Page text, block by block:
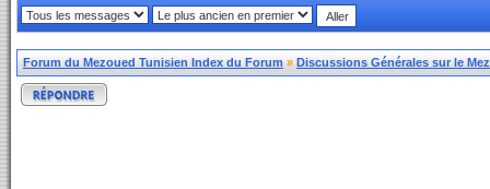
Forum du Mezoued Tunisien Index du Forum » Discussions Générales sur le